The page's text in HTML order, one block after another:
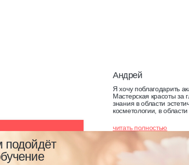
подойдёт
читать полностью
Я хочу поблагодарить академию
Мастерская красоты за глубокие
знания в области эстетической
косметологии, в области ухода...
Андрей
cookie-
ок